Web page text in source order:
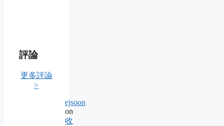
評論
更多評論
>
ejsoon
on
收